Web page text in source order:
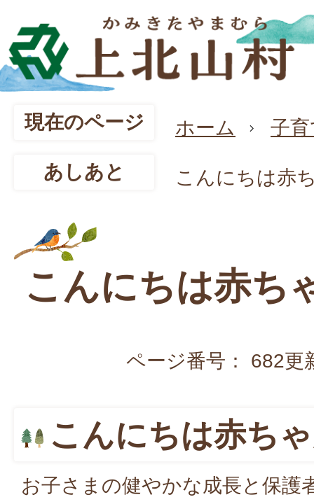
現在のページ ホーム 子
あしあと こんにちは赤
こんにちは赤ち
ページ番号： 682更
こんにちは赤ち
お子さまの健やかな成長と保護